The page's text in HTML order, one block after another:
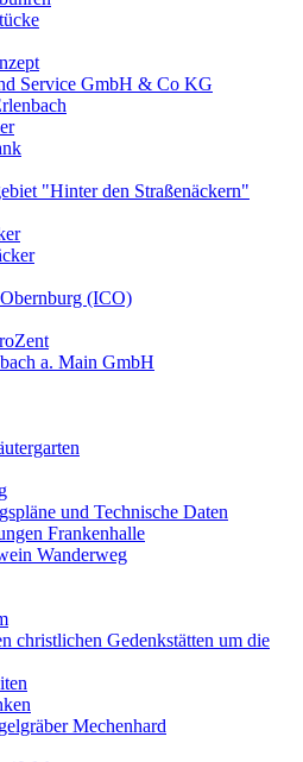
Service GmbH & Co KG
"Hinter den Straßenäckern"
(ICO)
a. Main GmbH
und Technische Daten
Frankenhalle
Wanderweg
christlichen Gedenkstätten um die
Mechenhard